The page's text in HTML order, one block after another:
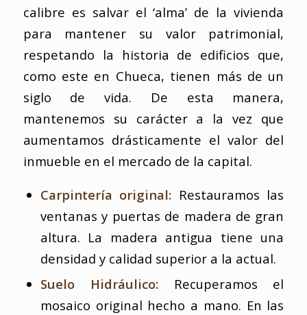
calibre es salvar el ‘alma’ de la vivienda
para mantener su valor patrimonial,
respetando la historia de edificios que,
como este en Chueca, tienen más de un
siglo de vida. De esta manera,
mantenemos su carácter a la vez que
aumentamos drásticamente el valor del
inmueble en el mercado de la capital.
Carpintería original: Restauramos las
ventanas y puertas de madera de gran
altura. La madera antigua tiene una
densidad y calidad superior a la actual.
Suelo Hidráulico:Recuperamos el
mosaico original hecho a mano. En las